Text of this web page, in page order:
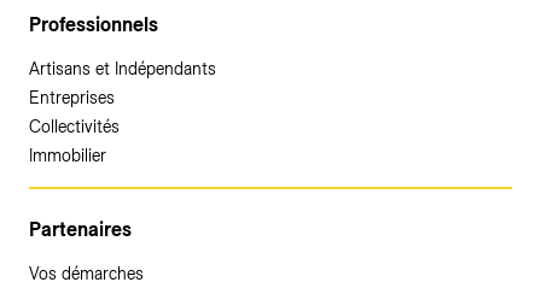
Professionnels
Artisans et Indépendants
Entreprises
Collectivités
Immobilier
Partenaires
Vos démarches